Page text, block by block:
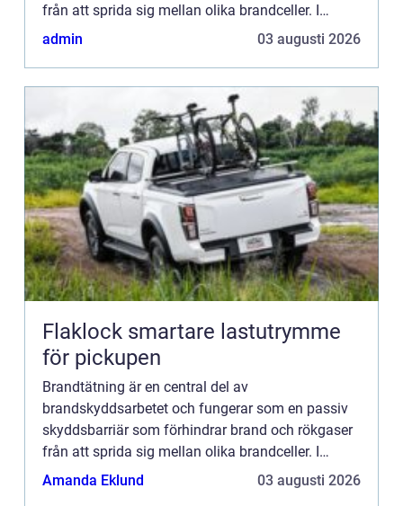
från att sprida sig mellan olika brandceller. I
Skåne har betydelsen av effektiv bran...
admin 03 augusti 2026
Flaklock smartare lastutrymme
för pickupen
Brandtätning är en central del av
brandskyddsarbetet och fungerar som en passiv
skyddsbarriär som förhindrar brand och rökgaser
från att sprida sig mellan olika brandceller. I
Skåne har betydelsen av effektiv bran...
Amanda Eklund 03 augusti 2026